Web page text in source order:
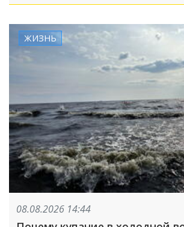
ЖИЗНЬ
08.08.2026 14:44